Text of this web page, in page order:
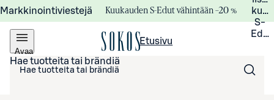
Markkinointiviestejä Kuukauden S-Edut vähintään –20 %
S-
Avaa
valikko
Etusivu
Hae tuotteita tai brändiä